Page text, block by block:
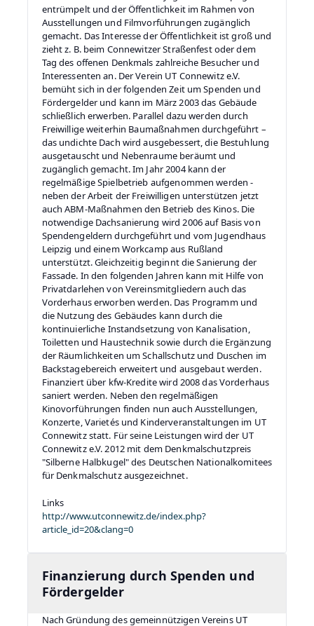
entrümpelt und der Öffentlichkeit im Rahmen von
Ausstellungen und Filmvorführungen zugänglich
gemacht. Das Interesse der Öffentlichkeit ist groß und
zieht z. B. beim Connewitzer Straßenfest oder dem
Tag des offenen Denkmals zahlreiche Besucher und
Interessenten an. Der Verein UT Connewitz e.V.
bemüht sich in der folgenden Zeit um Spenden und
Fördergelder und kann im März 2003 das Gebäude
schließlich erwerben. Parallel dazu werden durch
Freiwillige weiterhin Baumaßnahmen durchgeführt –
das undichte Dach wird ausgebessert, die Bestuhlung
ausgetauscht und Nebenraume beräumt und
zugänglich gemacht. Im Jahr 2004 kann der
regelmäßige Spielbetrieb aufgenommen werden -
neben der Arbeit der Freiwilligen unterstützen jetzt
auch ABM-Maßnahmen den Betrieb des Kinos. Die
notwendige Dachsanierung wird 2006 auf Basis von
Spendengeldern durchgeführt und vom Jugendhaus
Leipzig und einem Workcamp aus Rußland
unterstützt. Gleichzeitig beginnt die Sanierung der
Fassade. In den folgenden Jahren kann mit Hilfe von
Privatdarlehen von Vereinsmitgliedern auch das
Vorderhaus erworben werden. Das Programm und
die Nutzung des Gebäudes kann durch die
kontinuierliche Instandsetzung von Kanalisation,
Toiletten und Haustechnik sowie durch die Ergänzung
der Räumlichkeiten um Schallschutz und Duschen im
Backstagebereich erweitert und ausgebaut werden.
Finanziert über kfw-Kredite wird 2008 das Vorderhaus
saniert werden. Neben den regelmäßigen
Kinovorführungen finden nun auch Ausstellungen,
Konzerte, Varietés und Kinderveranstaltungen im UT
Connewitz statt. Für seine Leistungen wird der UT
Connewitz e.V. 2012 mit dem Denkmalschutzpreis
"Silberne Halbkugel" des Deutschen Nationalkomitees
für Denkmalschutz ausgezeichnet.
Links
http://www.utconnewitz.de/index.php?
article_id=20&clang=0
Finanzierung durch Spenden und
Fördergelder
Nach Gründung des gemeinnützigen Vereins UT